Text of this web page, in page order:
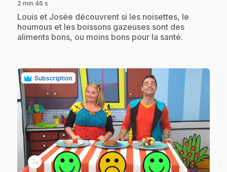
2 min 46 s
.Louis et Josée découvrent si les noisettes, le
houmous et les boissons gazeuses sont des
aliments bons, ou moins bons pour la santé.
Subscription
play_circle